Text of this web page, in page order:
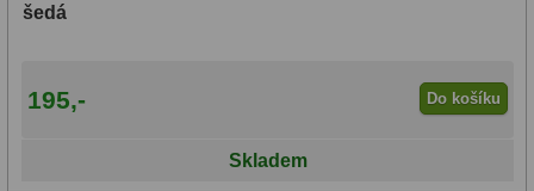
šedá
195,- Do košíku
Skladem